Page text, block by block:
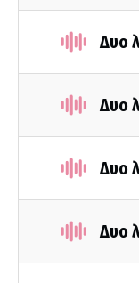
Δυο
Δυο
Δυο
Δυο